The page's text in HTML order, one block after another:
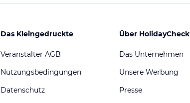
Das Kleingedruckte
Veranstalter AGB
Nutzungsbedingungen
Datenschutz
Über HolidayCheck
Das Unternehmen
Unsere Werbung
Presse